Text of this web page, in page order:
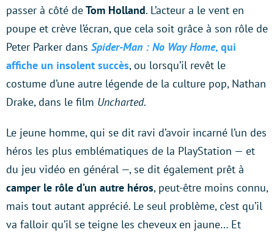
passer à côté deTom Holland. L’acteur a le vent en
poupe et crève l’écran, que cela soit grâce à son rôle de
Peter Parker dans Spider-Man : No Way Home, qui
affiche un insolent succès, ou lorsqu’il revêt le
costume d’une autre légende de la culture pop, Nathan
Drake, dans le film Uncharted.
Le jeune homme, qui se dit ravi d’avoir incarné l’un des
héros les plus emblématiques de la PlayStation — et
du jeu vidéo en général —, se dit également prêt à
camper le rôle d’un autre héros, peut-être moins connu,
mais tout autant apprécié. Le seul problème, c’est qu’il
va falloir qu’il se teigne les cheveux en jaune… Et